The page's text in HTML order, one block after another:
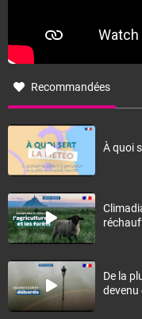
Recommandées
À quoi
De la
devenu